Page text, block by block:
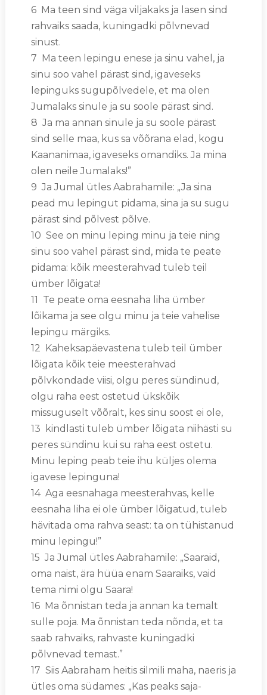
6 Ma teen sind väga viljakaks ja lasen sind
rahvaiks saada, kuningadki põlvnevad
sinust.
7 Ma teen lepingu enese ja sinu vahel, ja
sinu soo vahel pärast sind, igaveseks
lepinguks sugupõlvedele, et ma olen
Jumalaks sinule ja su soole pärast sind.
8 Ja ma annan sinule ja su soole pärast
sind selle maa, kus sa võõrana elad, kogu
Kaananimaa, igaveseks omandiks. Ja mina
olen neile Jumalaks!”
9 Ja Jumal ütles Aabrahamile: „Ja sina
pead mu lepingut pidama, sina ja su sugu
pärast sind põlvest põlve.
10 See on minu leping minu ja teie ning
sinu soo vahel pärast sind, mida te peate
pidama: kõik meesterahvad tuleb teil
ümber lõigata!
11 Te peate oma eesnaha liha ümber
lõikama ja see olgu minu ja teie vahelise
lepingu märgiks.
12 Kaheksapäevastena tuleb teil ümber
lõigata kõik teie meesterahvad
põlvkondade viisi, olgu peres sündinud,
olgu raha eest ostetud ükskõik
missuguselt võõralt, kes sinu soost ei ole,
13 kindlasti tuleb ümber lõigata niihästi su
peres sündinu kui su raha eest ostetu.
Minu leping peab teie ihu küljes olema
igavese lepinguna!
14 Aga eesnahaga meesterahvas, kelle
eesnaha liha ei ole ümber lõigatud, tuleb
hävitada oma rahva seast: ta on tühistanud
minu lepingu!”
15 Ja Jumal ütles Aabrahamile: „Saaraid,
oma naist, ära hüüa enam Saaraiks, vaid
tema nimi olgu Saara!
16 Ma õnnistan teda ja annan ka temalt
sulle poja. Ma õnnistan teda nõnda, et ta
saab rahvaiks, rahvaste kuningadki
põlvnevad temast.”
17 Siis Aabraham heitis silmili maha, naeris ja
ütles oma südames: „Kas peaks saja-